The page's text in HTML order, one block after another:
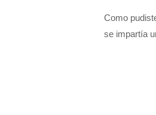
Como
se impartía